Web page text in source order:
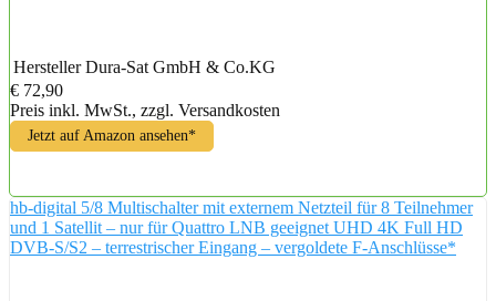
Hersteller Dura-Sat GmbH & Co.KG
€ 72,90
Preis inkl. MwSt., zzgl. Versandkosten
Jetzt auf Amazon ansehen*
hb-digital 5/8 Multischalter mit externem Netzteil für 8 Teilnehmer
und 1 Satellit – nur für Quattro LNB geeignet UHD 4K Full HD
DVB-S/S2 – terrestrischer Eingang – vergoldete F-Anschlüsse*